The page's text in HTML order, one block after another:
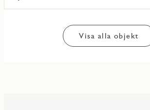
Visa alla objekt